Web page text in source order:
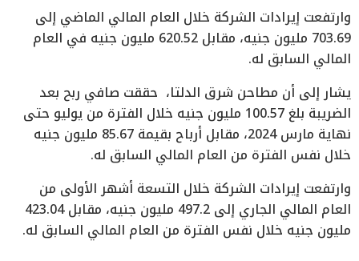
وارتفعت إيرادات الشركة خلال العام المالي الماضي إلى
703.69 مليون جنيه، مقابل 620.52 مليون جنيه في العام
المالي السابق له.
يشار إلى أن مطاحن شرق الدلتا، حققت صافي ربح بعد
الضريبة بلغ 100.57 مليون جنيه خلال الفترة من يوليو حتى
نهاية مارس 2024، مقابل أرباح بقيمة 85.67 مليون جنيه
خلال نفس الفترة من العام المالي السابق له.
وارتفعت إيرادات الشركة خلال التسعة أشهر الأولى من
العام المالي الجاري إلى 497.2 مليون جنيه، مقابل 423.04
مليون جنيه خلال نفس الفترة من العام المالي السابق له.